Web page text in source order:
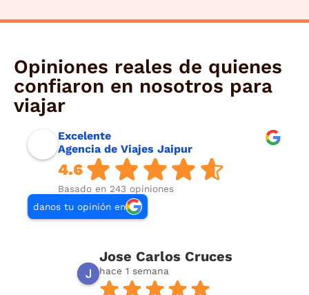
Opiniones reales de quienes
confiaron en nosotros para
viajar
Excelente
Agencia de Viajes Jaipur
4.6
Basado en 243 opiniones
danos tu opinión en
Jose Carlos Cruces
hace 1 semana